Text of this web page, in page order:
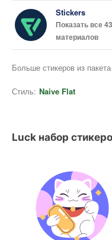
Stickers
Показать все
материалов
Больше стикеров из пакета
Стиль: Naive Flat
Luck набор